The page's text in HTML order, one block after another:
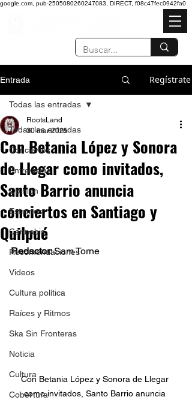
google.com, pub-2505080260247083, DIRECT, f08c47fec0942fa0
Entrada Regístrate
Todas las entradas
Conciertos
Entrevistas
Opinión
Estrenos
Cannabis
Recomendaciones
Videos
Cultura política
Raíces y Ritmos
Ska Sin Fronteras
Noticia
Cultura
Cobertura
Todas las entradas
Con Betania López y Sonora
de Llegar como invitados,
Santo Barrio anuncia
conciertos en Santiago y
Quilpué
RootsLand
30 mar 2025
Redactor: Sam Torne
Con Betania López y Sonora de Llegar
como invitados, Santo Barrio anuncia